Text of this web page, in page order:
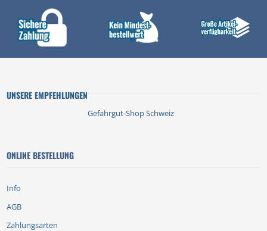
UNSERE EMPFEHLUNGEN
Gefahrgut-Shop Schweiz
ONLINE BESTELLUNG
Info
AGB
Zahlungsarten